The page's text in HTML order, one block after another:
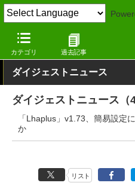
カテゴリ 過去記事
窓の杜 その他の話題
ダイジェストニュース
ダイジェストニュース（4
「Lhaplus」v1.73、簡易設
か
リスト